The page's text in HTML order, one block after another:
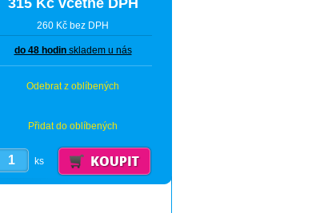
315 Kč včetně DPH
260 Kč bez DPH
do 48 hodinskladem u nás
Odebrat z oblíbených
Přidat do oblíbených
ks